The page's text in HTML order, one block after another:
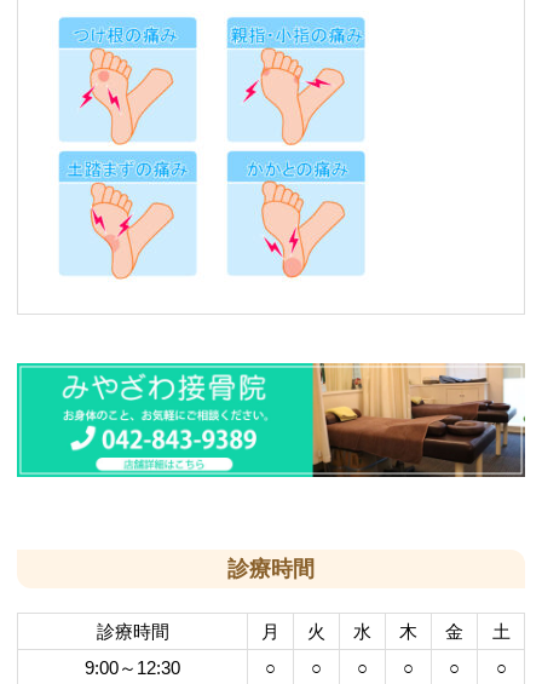
診療時間
診療時間 月 火 水 木 金
土
9:00～12:30
○ ○ ○ ○ ○
○